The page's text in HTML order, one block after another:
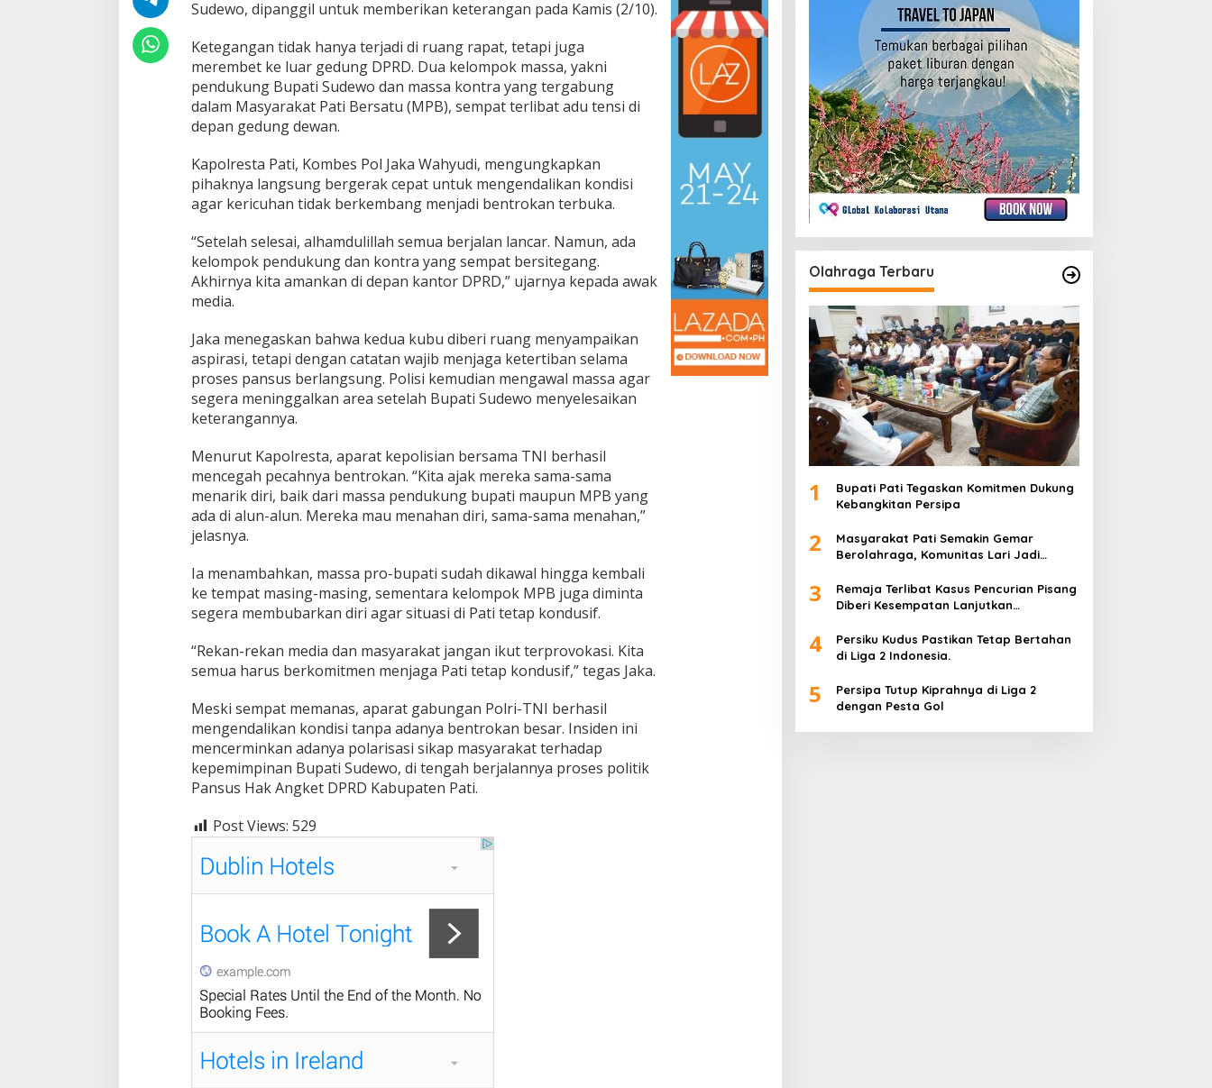
o
i
P
a
n
s
u
H
a
k
A
g
k
e
t
R
D
P
a
t
i
Sudewo, dipanggil untuk memberikan keterangan pada Kamis (2/10).
Ketegangan tidak hanya terjadi di ruang rapat, tetapi juga
merembet ke luar gedung DPRD. Dua kelompok massa, yakni
pendukung Bupati Sudewo dan massa kontra yang tergabung
dalam Masyarakat Pati Bersatu (MPB), sempat terlibat adu tensi di
depan gedung dewan.
Kapolresta Pati, Kombes Pol Jaka Wahyudi, mengungkapkan
pihaknya langsung bergerak cepat untuk mengendalikan kondisi
agar kericuhan tidak berkembang menjadi bentrokan terbuka.
“Setelah selesai, alhamdulillah semua berjalan lancar. Namun, ada
kelompok pendukung dan kontra yang sempat bersitegang.
Akhirnya kita amankan di depan kantor DPRD,” ujarnya kepada awak
media.
Jaka menegaskan bahwa kedua kubu diberi ruang menyampaikan
aspirasi, tetapi dengan catatan wajib menjaga ketertiban selama
proses pansus berlangsung. Polisi kemudian mengawal massa agar
segera meninggalkan area setelah Bupati Sudewo menyelesaikan
keterangannya.
Menurut Kapolresta, aparat kepolisian bersama TNI berhasil
mencegah pecahnya bentrokan. “Kita ajak mereka sama-sama
menarik diri, baik dari massa pendukung bupati maupun MPB yang
ada di alun-alun. Mereka mau menahan diri, sama-sama menahan,”
jelasnya.
Ia menambahkan, massa pro-bupati sudah dikawal hingga kembali
ke tempat masing-masing, sementara kelompok MPB juga diminta
segera membubarkan diri agar situasi di Pati tetap kondusif.
“Rekan-rekan media dan masyarakat jangan ikut terprovokasi. Kita
semua harus berkomitmen menjaga Pati tetap kondusif,” tegas Jaka.
Meski sempat memanas, aparat gabungan Polri-TNI berhasil
mengendalikan kondisi tanpa adanya bentrokan besar. Insiden ini
mencerminkan adanya polarisasi sikap masyarakat terhadap
kepemimpinan Bupati Sudewo, di tengah berjalannya proses politik
Pansus Hak Angket DPRD Kabupaten Pati.
Post Views: 529
Olahraga Terbaru
1
Bupati Pati Tegaskan Komitmen Dukung
Kebangkitan Persipa
2
Masyarakat Pati Semakin Gemar
Berolahraga, Komunitas Lari Jadi
3
Remaja Terlibat Kasus Pencurian Pisang
Diberi Kesempatan Lanjutkan
4
Persiku Kudus Pastikan Tetap Bertahan
di Liga 2 Indonesia.
5
Persipa Tutup Kiprahnya di Liga 2
dengan Pesta Gol